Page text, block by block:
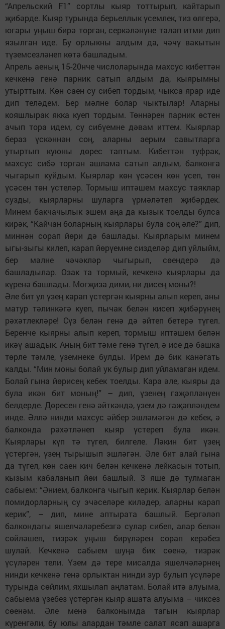
“Апрельский F1” сортлы кыяр тоттырып, кайтарып
җибәрде. Кыяр турында берьеллык үсемлек, тиз өлгерә,
югары уңыш бирә торган, серкәләнүне таләп итми дип
язылган иде. Бу орлыкны алдым да, чәчү вакытын
түземсезләнеп көтә башладым.
Апрель аеның 15-20нче числоларында махсус кибеттән
кечкенә генә парник сатып алдым да, кыярымны
утырттым. Көн саен су сибеп тордым, чыкса ярар иде
дип теләдем. Бер мәлне болар чыктылар! Аларны
кояшлырак якка куеп тордым. Төннәрен парник өстен
ачып тора идем, су сибүемне дәвам иттем. Кыярлар
бераз үскәннән соң, аларны аерым савытларга
утыртып куюны дөрес таптым. Кибеттән туфрак,
махсус сибә торган ашлама сатып алдым, балконга
чыгарып куйдым. Кыярлар көн үсәсен көн үсеп, төн
үсәсен төн үстеләр. Тормыш иптәшем махсус таяклар
сузды, кыярларны шуларга үрмәләтеп җибәрдек.
Минем бакчачылык эшем аңа да кызык тоелды булса
кирәк, “Кайчан боларның кыярлары була соң әле?” дип,
миннән сорап йөри дә башлады. Кыярларым минем
ыгы-зыгы килеп, карап йөрүемне сизделәр дип уйлыйм,
бер мәлне чәчәкләр чыгырып, сөендерә дә
башладылар. Озак та тормый, кечкенә кыярлары да
күренә башлады. Могҗиза дими, ни дисең моны?!
Әле бит ул үзең карап үстергән кыярны алып кереп, аны
матур тәлинкәгә куеп, пычак белән кисеп җибәрүнең
рәхәтлекләре! Сүз белән генә дә әйтеп бетерә түгел.
Беренче кыярны алып кереп, тормыш иптәшем белән
икәү ашадык. Аның бит тәме генә түгел, ә исе дә башка
төрле тәмле, үземнеке булды. Ирем дә бик канәгать
калды. “Мин моны болай ук булыр дип уйламаган идем.
Болай гына йөрисең кебек тоелды. Кара әле, кыяры да
була икән бит моның!” – дип, үзенең гаҗәпләнүен
белдерде. Дөресен генә әйткәндә, үзем дә гаҗәпләндем
инде. Әллә нинди махсус әйбер эшләмәгән дә кебек, ә
балконда рәхәтләнеп кыяр үстереп була икән.
Кыярлары күп тә түгел, билгеле. Ләкин бит үзең
үстергән, үзең тырышып эшләгән. Әле бит алай гына
да түгел, көн саен кич белән кечкенә лейкасын тотып,
кызым кабаланып йөи башлый. 3 яше дә тулмаган
сабыем: “Әнием, балконга чыгып керик. Кыярлар белән
помидорларның су эчәселәре киләдер, аларны карап
керик”, – дип, мине аптырата башлый. Бергәләп
балкондагы яшелчәләребезгә сулар сибеп, алар белән
сөйләшеп, тизрәк уңыш бирүләрен сорап керәбез
шулай. Кечкенә сабыем шуңа бик сөенә, тизрәк
үсүләрен тели. Үзем дә тере мисалда яшелчәләрнең
нинди кечкенә генә орлыктан нинди зур булып үсүләре
турында сөйлим, яхшылап аңлатам. Болай итә алуыма,
сабыема үзебез үстергән кыяр ашата алуыма – чиксез
сөенәм. Әле менә балконымда тагын кыярлар
күренгәли, бу юлы алардан тәмле салат ясап ашарга